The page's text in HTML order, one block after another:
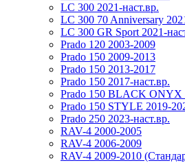
LC 300 2021-наст.вр.
LC 300 70 Anniversary
LC 300 GR Sport 2021-
Prado 120 2003-2009
Prado 150 2009-2013
Prado 150 2013-2017
Prado 150 2017-наст.вр.
Prado 150 BLACK ONYX
Prado 150 STYLE 2019-
Prado 250 2023-наст.вр.
RAV-4 2000-2005
RAV-4 2006-2009
RAV-4 2009-2010